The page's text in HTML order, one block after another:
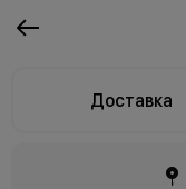
Доставка